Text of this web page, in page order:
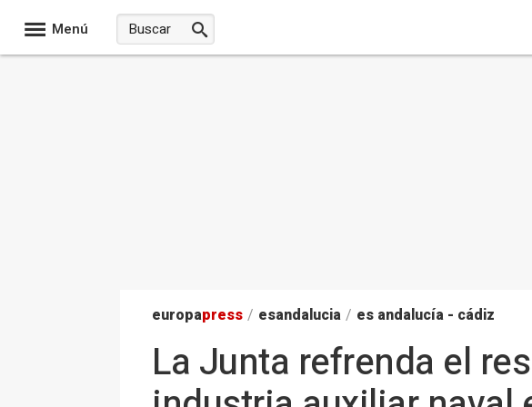
Menú
europapress / esandalucia / es andalucía - cádiz
La Junta refrenda el